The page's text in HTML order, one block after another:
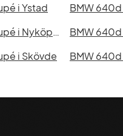
i Ystad
BMW 640d xDrive Gran Coupé i Nyköping
i Skövde